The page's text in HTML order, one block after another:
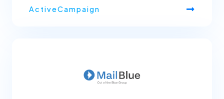
ActiveCampaign